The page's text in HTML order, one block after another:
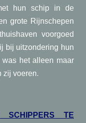
hun schip in de
grote Rijnschepen
voorgoed
bij uitzondering hun
het alleen maar
zij voeren.
SCHIPPERS TE